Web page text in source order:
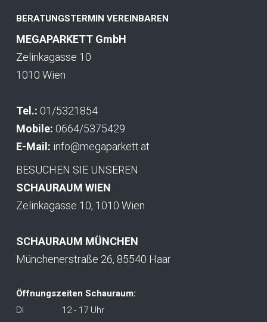
BERATUNGSTERMIN VEREINBAREN
MEGAPARKETT GmbH
Zelinkagasse 10
1010 Wien
Tel.: 01/5321854
Mobile: 0664/5375429
E-Mail: info@megaparkett.at
BESUCHEN SIE UNSEREN
SCHAURAUM WIEN
Zelinkagasse 10, 1010 Wien
SCHAURAUM MÜNCHEN
Münchenerstraße 26, 85540 Haar
Öffnungszeiten Schauraum:
DI
12 - 17 Uhr